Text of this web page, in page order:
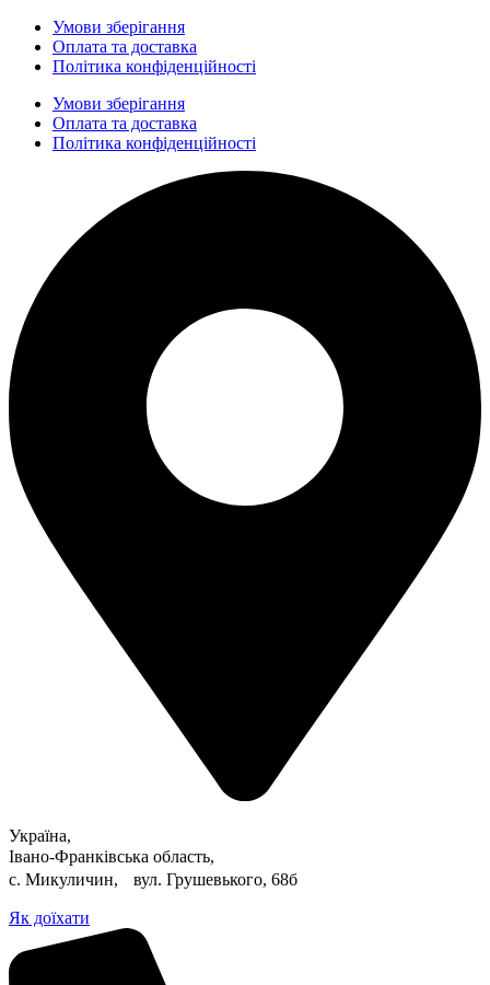
Умови зберігання
Оплата та доставка
Політика конфіденційності
Умови зберігання
Оплата та доставка
Політика конфіденційності
Україна,
Івано-Франківська область,
с. Микуличин, вул. Грушевького, 68б
Як доїхати